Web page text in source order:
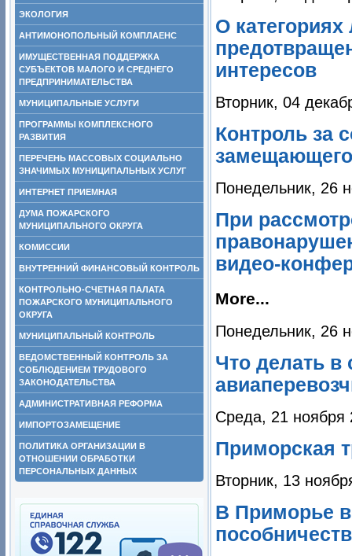
ЭКОЛОГИЯ
АНТИМОНОПОЛЬНЫЙ КОМПЛАЕНС
ИМУЩЕСТВЕННАЯ ПОДДЕРЖКА
СУБЪЕКТОВ МАЛОГО И СРЕДНЕГО
ПРЕДПРИНИМАТЕЛЬСТВА
МУНИЦИПАЛЬНЫЕ УСЛУГИ
ПРОГРАММЫ КОМПЛЕКСНОГО
РАЗВИТИЯ
ПЕРЕЧЕНЬ МАССОВЫХ СОЦИАЛЬНО
ЗНАЧИМЫХ МУНИЦИПАЛЬНЫХ УСЛУГ
ИНТЕРНЕТ ПРИЕМНАЯ
ДУМА ПОЖАРСКОГО
МУНИЦИПАЛЬНОГО ОКРУГА
КОМИССИИ
ВНУТРЕННИЙ ФИНАНСОВЫЙ КОНТРОЛЬ
КОНТРОЛЬНО-СЧЕТНАЯ ПАЛАТА
ПОЖАРСКОГО МУНИЦИПАЛЬНОГО
ОКРУГА
МУНИЦИПАЛЬНЫЙ КОНТРОЛЬ
ВЕДОМСТВЕННЫЙ КОНТРОЛЬ ЗА
СОБЛЮДЕНИЕМ ТРУДОВОГО
ЗАКОНОДАТЕЛЬСТВА
АДМИНИСТРАТИВНАЯ РЕФОРМА
ИМПОРТОЗАМЕЩЕНИЕ
ПОЛИТИКА ОРГАНИЗАЦИИ В
ОТНОШЕНИИ ОБРАБОТКИ
ПЕРСОНАЛЬНЫХ ДАННЫХ
О
интересов
Вторник, 04
Контроль за
замещающего
Понедельник, 26
При
видео-
More...
Понедельник, 26
Что делать в
Среда, 21 ноября
Приморская
Вторник, 13
В Приморье в